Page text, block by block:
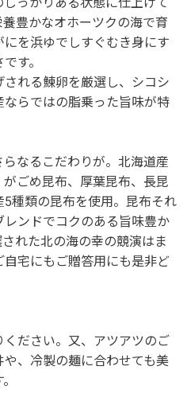
豊かなオホーツクの海で育
を浜ゆでしすぐむき身にす
す。
される鰊卵を厳選し、シコシ
らではの脂乗った旨味が特
なるこだわりが。北海道産
ごめ昆布、厚葉昆布、長昆
種類の昆布を使用。昆布それ
ンドでコクのある旨味豊か
れた北の海の幸の競演はま
宅にもご贈答用にも是非ど
ださい。又、アツアツのご
、冷製の麺に合わせても美